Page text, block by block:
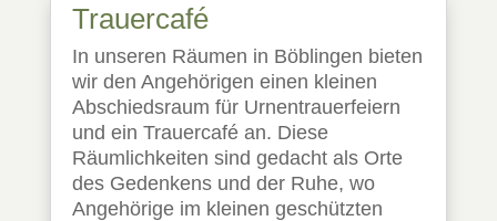
Trauercafé
In unseren Räumen in Böblingen bieten
wir den Angehörigen einen kleinen
Abschiedsraum für Urnentrauerfeiern
und ein Trauercafé an. Diese
Räumlichkeiten sind gedacht als Orte
des Gedenkens und der Ruhe, wo
Angehörige im kleinen geschützten